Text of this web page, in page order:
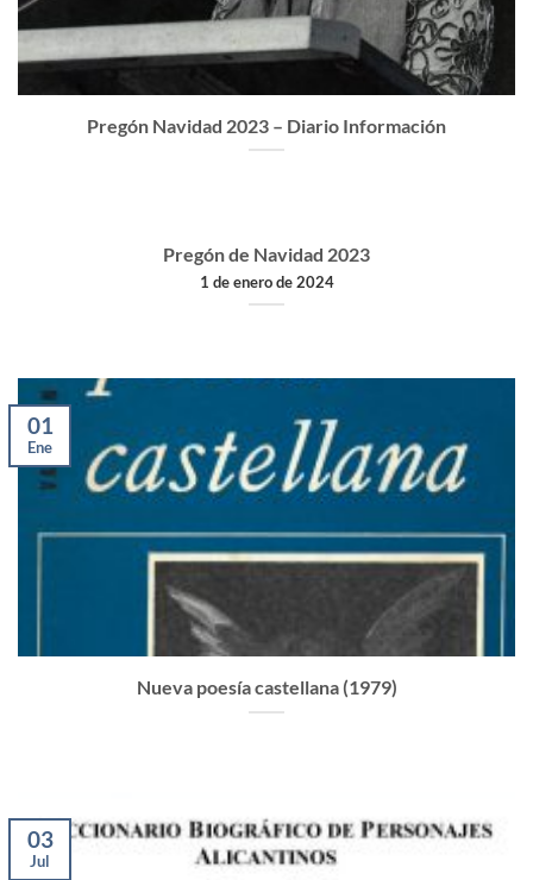
Pregón Navidad 2023 – Diario Información
Pregón de Navidad 2023
1 de enero de 2024
Nueva poesía castellana (1979)
01
Ene
03
Jul